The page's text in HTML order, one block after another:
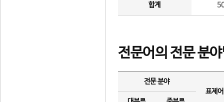
합계
전문어의 전문 분
전문 분야
표제